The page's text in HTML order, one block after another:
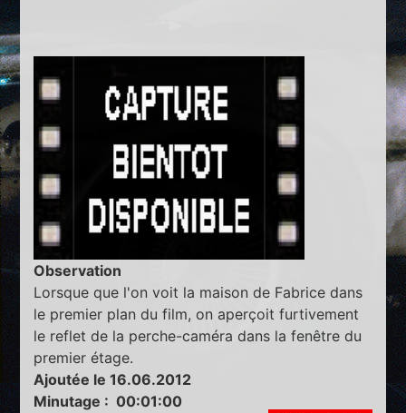
Observation
Lorsque que l'on voit la maison de Fabrice dans
le premier plan du film, on aperçoit furtivement
le reflet de la perche-caméra dans la fenêtre du
premier étage.
Ajoutée le 16.06.2012
Minutage : 00:01:00